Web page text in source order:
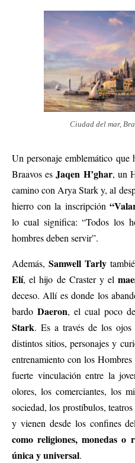
Ciudad del mar,
Un personaje emblemático que
Braavos esJaqen H’ghar, un
camino con Arya Stark y, al
hierro con la inscripción
lo cual significa: “Todos los
hombres deben servir”.
Además, Samwell Tarly
Elí, el hijo de Craster y el
deceso. Allí es donde los
bardo Daeron, el cual poco
Stark. Es a través de los
distintos sitios, personajes y
entrenamiento con los
fuerte vinculación entre la
olores, los comerciantes, los
sociedad, los prostíbulos,
y vienen desde los confines
como religiones, monedas o
única y universal.